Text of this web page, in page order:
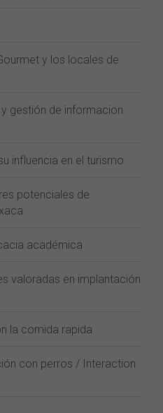
y los locales de
gestión de informacion
influencia en el turismo
potenciales de
académica
valoradas en implantación
la comida rapida
con perros / Interaction